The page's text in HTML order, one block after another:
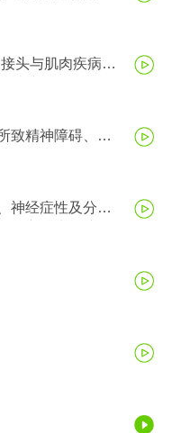
头与肌肉疾病、
致精神障碍、精
神经症性及分离